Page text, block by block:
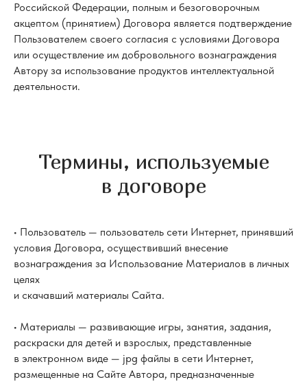
Российской Федерации, полным и безоговорочным
акцептом (принятием) Договора является подтверждение
Пользователем своего согласия с условиями Договора
или осуществление им добровольного вознаграждения
Автору за использование продуктов интеллектуальной
деятельности.
Термины, используемые
в договоре
• Пользователь — пользователь сети Интернет, принявший
условия Договора, осуществивший внесение
вознаграждения за Использование Материалов в личных
целях
и скачавший материалы Сайта.
• Материалы — развивающие игры, занятия, задания,
раскраски для детей и взрослых, представленные
в электронном виде — jpg файлы в сети Интернет,
размещенные на Сайте Автора, предназначенные